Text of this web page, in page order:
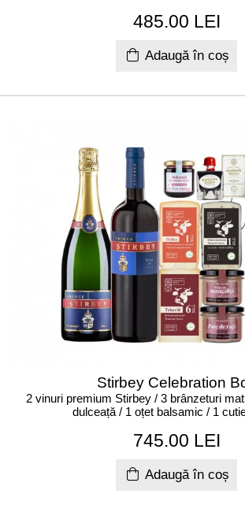
485.00 LEI
Adaugă în coș
Stirbey Celebration
2 vinuri premium Stirbey / 3 brânzeturi
dulceață / 1 oțet balsamic / 1
745.00 LEI
Adaugă în coș